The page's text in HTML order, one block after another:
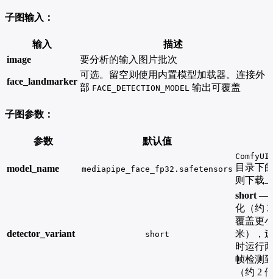
子图输入：
输入
描述
image
要分析的输入图片批次
face_landmarker
可选。留空则使用内置模型加载器。连接外
部 FACE_DETECTION_MODEL 输出可覆盖
子图参数：
参数 默认值
model_name mediapipe_face_fp32.safetensors 目录下
则下载
detector_variant short
short —
化（约
覆盖更
米），
时运行
帧检测
（约 2